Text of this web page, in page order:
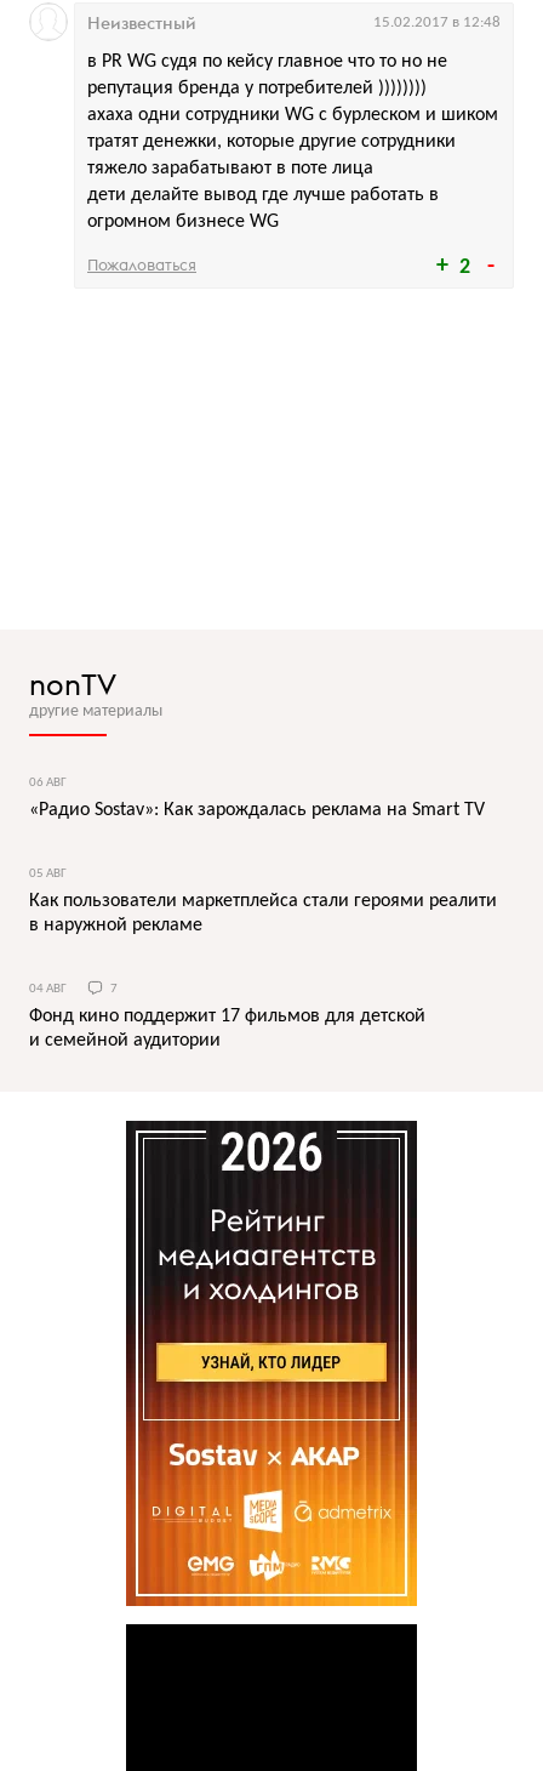
2
в PR WG судя по кейсу главное что то но не
репутация бренда у потребителей ))))))))
ахаха одни сотрудники WG с бурлеском и шиком
тратят денежки, которые другие сотрудники
тяжело зарабатывают в поте лица
дети делайте вывод где лучше работать в
огромном бизнесе WG
Неизвестный 15.02.2017 в 12:48
Пожаловаться
nonTV
другие материалы
06 АВГ
«Радио Sostav»: Как зарождалась реклама на Smart TV
05 АВГ
Как пользователи маркетплейса стали героями реалити
в наружной рекламе
04 АВГ 7
Фонд кино поддержит 17 фильмов для детской
и семейной аудитории